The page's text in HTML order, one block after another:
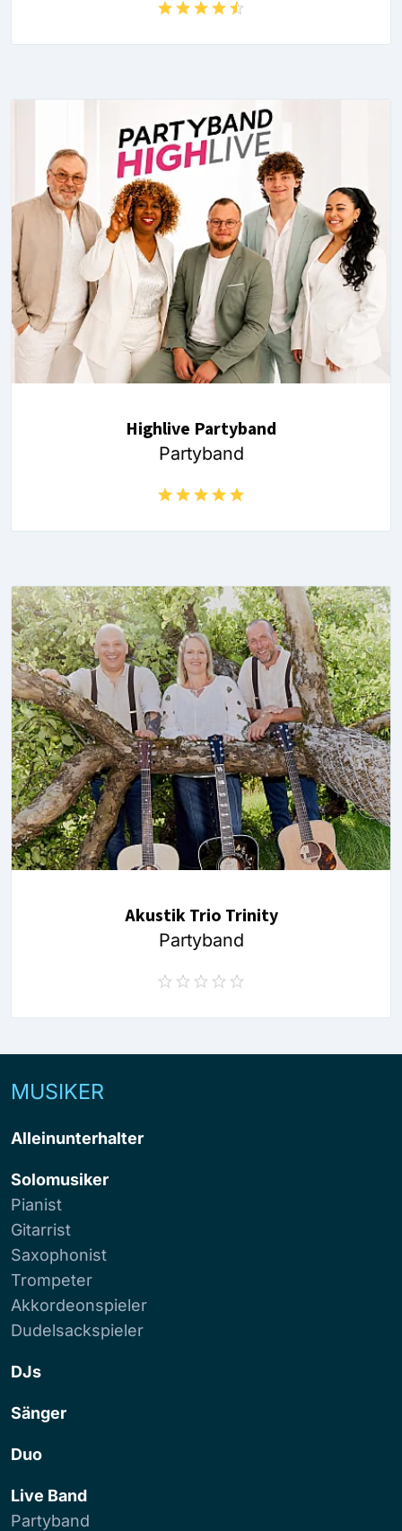
Highlive Partyband
Partyband
Akustik Trio Trinity
Partyband
MUSIKER
Alleinunterhalter
Solomusiker
Pianist
Gitarrist
Saxophonist
Trompeter
Akkordeonspieler
Dudelsackspieler
DJs
Sänger
Duo
Live Band
Partyband